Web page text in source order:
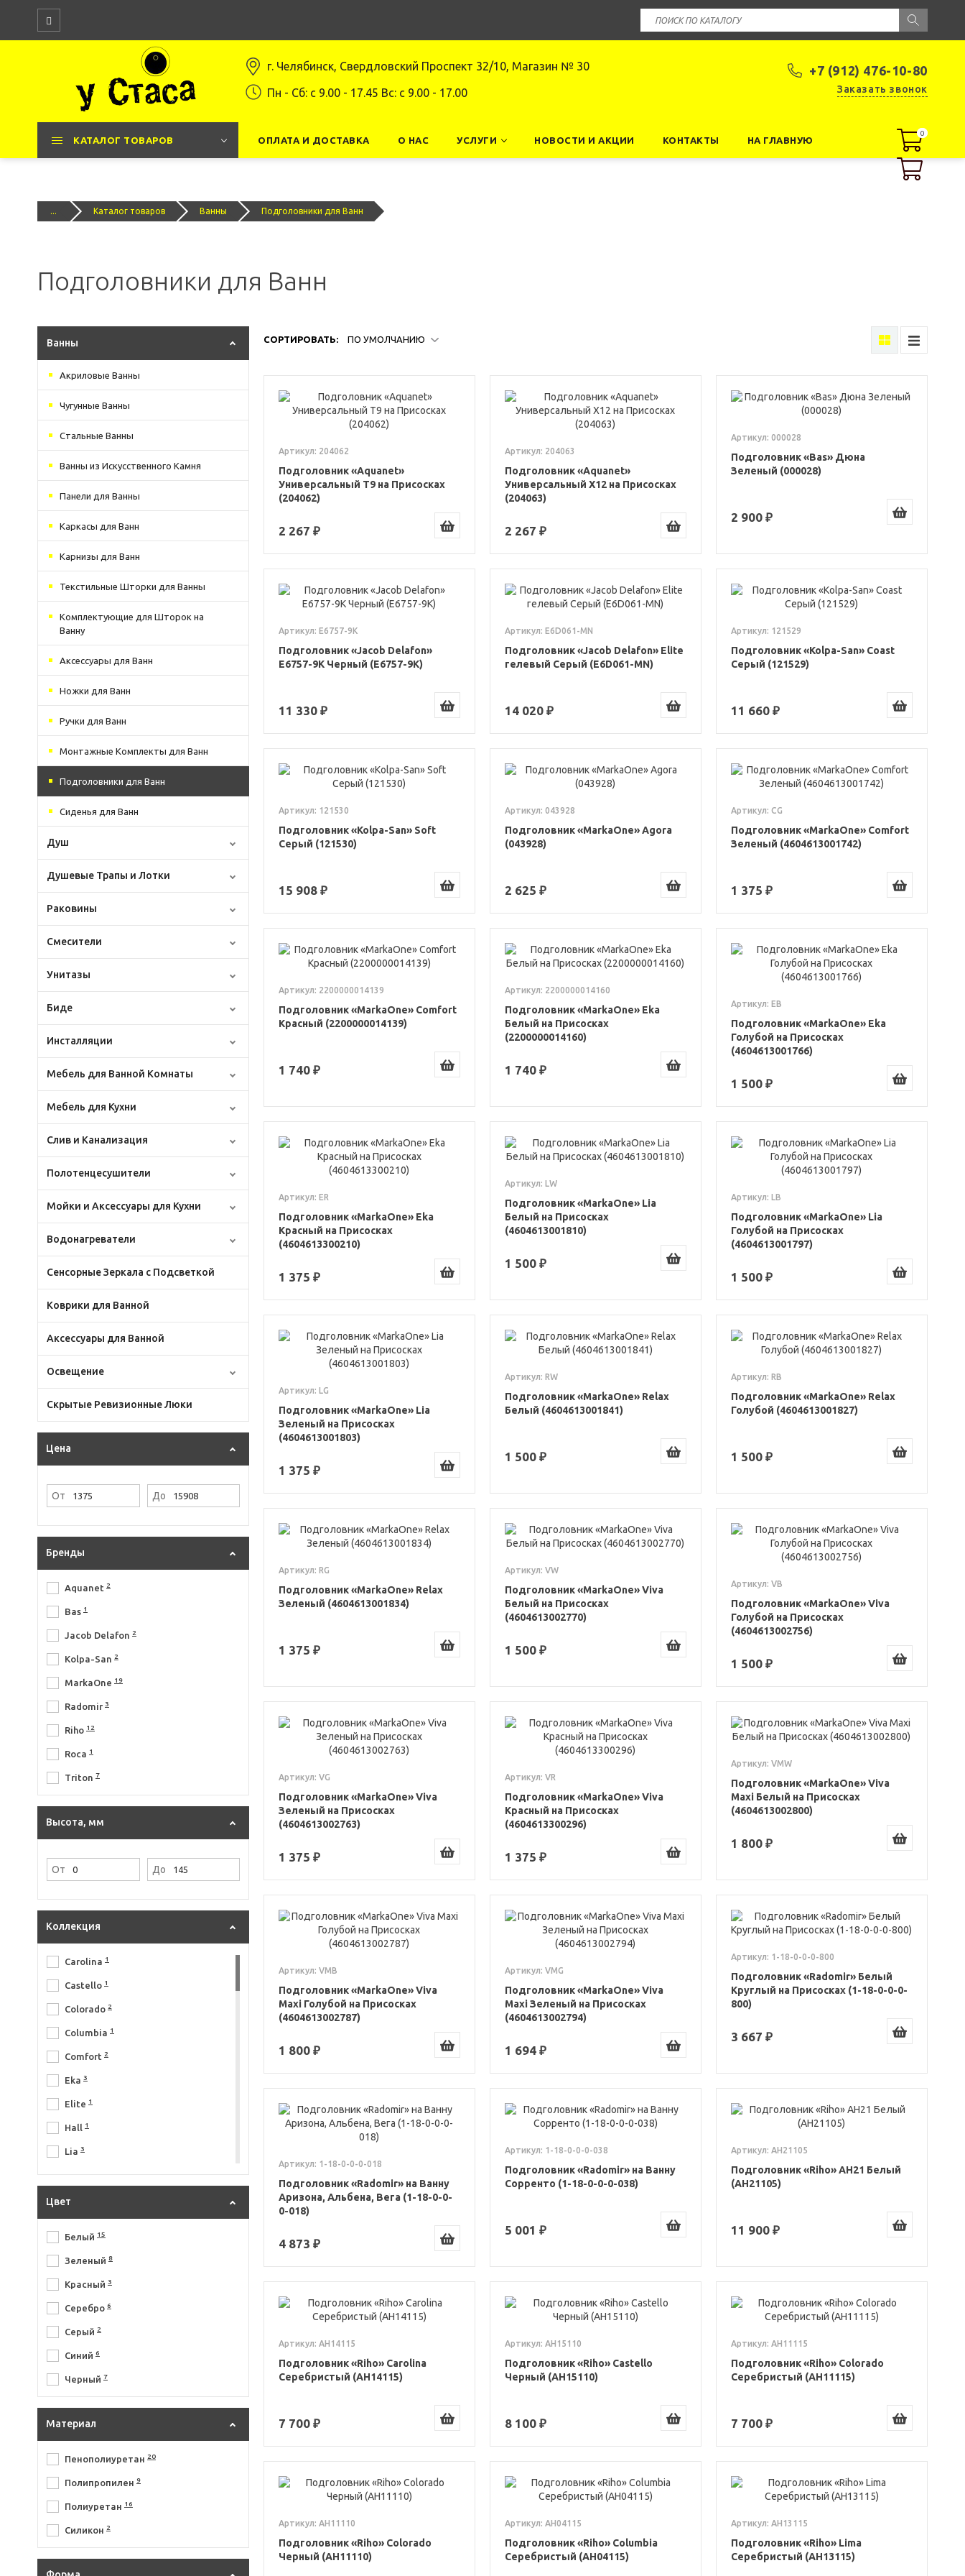
+7 (912) 476-10-80
Заказать звонок
г. Челябинск, Свердловский Проспект 32/10, Магазин № 30
Пн - Сб: c 9.00 - 17.45 Вс: c 9.00 - 17.00
КАТАЛОГ ТОВАРОВ ОПЛАТА И ДОСТАВКА О НАС УСЛУГИ НОВОСТИ И АКЦИИ КОНТАКТЫ НА ГЛАВНУЮ
0
0
... Каталог товаров Ванны Подголовники для Ванн
Подголовники для Ванн
Ванны
Акриловые Ванны
Чугунные Ванны
Стальные Ванны
Ванны из Искусственного Камня
Панели для Ванны
Каркасы для Ванн
Карнизы для Ванн
Текстильные Шторки для Ванны
Комплектующие для Шторок на
Ванну
Аксессуары для Ванн
Ножки для Ванн
Ручки для Ванн
Монтажные Комплекты для Ванн
Подголовники для Ванн
Сиденья для Ванн
Душ
Душевые Трапы и Лотки
Раковины
Смесители
Унитазы
Биде
Инсталляции
Мебель для Ванной Комнаты
Мебель для Кухни
Слив и Канализация
Полотенцесушители
Мойки и Аксессуары для Кухни
Водонагреватели
Сенсорные Зеркала с Подсветкой
Коврики для Ванной
Аксессуары для Ванной
Освещение
Скрытые Ревизионные Люки
Цена
От До
Бренды
Aquanet 2
Bas 1
Jacob Delafon 2
Kolpa-San 2
MarkaOne 19
Radomir 3
Riho 12
Roca 1
Triton 7
Высота, мм
От До
Коллекция
Carolina 1
Castello 1
Colorado 2
Columbia 1
Comfort 2
Eka 3
Elite 1
Hall 1
Lia 3
Lima
Lusso
2
Цвет
Белый 15
Зеленый 8
Красный 3
Серебро 6
Серый 2
Синий 6
Черный 7
Материал
Пенополиуретан 20
Полипропилен 9
Полиуретан 16
Силикон 2
СОРТИРОВАТЬ: ПО УМОЛЧАНИЮ
Артикул: 204062
Подголовник «Aquanet»
Универсальный T9 на Присосках
(204062)
2 267 ₽
Артикул: 204063
Подголовник «Aquanet»
Универсальный X12 на Присосках
(204063)
2 267 ₽
Артикул: 000028
Подголовник «Bas» Дюна
Зеленый (000028)
2 900 ₽
Артикул: E6757-9K
Подголовник «Jacob Delafon»
E6757-9K Черный (E6757-9K)
11 330 ₽
Артикул: E6D061-MN
Подголовник «Jacob Delafon» Elite
гелевый Серый (E6D061-MN)
14 020 ₽
Артикул: 121529
Подголовник «Kolpa-San» Coast
Серый (121529)
11 660 ₽
Артикул: 121530
Подголовник «Kolpa-San» Soft
Серый (121530)
15 908 ₽
Артикул: 043928
Подголовник «MarkaOne» Agora
(043928)
2 625 ₽
Артикул: CG
Подголовник «MarkaOne» Comfort
Зеленый (4604613001742)
1 375 ₽
Артикул: 2200000014139
Подголовник «MarkaOne» Comfort
Красный (2200000014139)
1 740 ₽
Артикул: 2200000014160
Подголовник «MarkaOne» Eka
Белый на Присосках
(2200000014160)
1 740 ₽
Артикул: EB
Подголовник «MarkaOne» Eka
Голубой на Присосках
(4604613001766)
1 500 ₽
Артикул: ER
Подголовник «MarkaOne» Eka
Красный на Присосках
(4604613300210)
1 375 ₽
Артикул: LW
Подголовник «MarkaOne» Lia
Белый на Присосках
(4604613001810)
1 500 ₽
Артикул: LB
Подголовник «MarkaOne» Lia
Голубой на Присосках
(4604613001797)
1 500 ₽
Артикул: LG
Подголовник «MarkaOne» Lia
Зеленый на Присосках
(4604613001803)
1 375 ₽
Артикул: RW
Подголовник «MarkaOne» Relax
Белый (4604613001841)
1 500 ₽
Артикул: RB
Подголовник «MarkaOne» Relax
Голубой (4604613001827)
1 500 ₽
Артикул: RG
Подголовник «MarkaOne» Relax
Зеленый (4604613001834)
1 375 ₽
Артикул: VW
Подголовник «MarkaOne» Viva
Белый на Присосках
(4604613002770)
1 500 ₽
Артикул: VB
Подголовник «MarkaOne» Viva
Голубой на Присосках
(4604613002756)
1 500 ₽
Артикул: VG
Подголовник «MarkaOne» Viva
Зеленый на Присосках
(4604613002763)
1 375 ₽
Артикул: VR
Подголовник «MarkaOne» Viva
Красный на Присосках
(4604613300296)
1 375 ₽
Артикул: VMW
Подголовник «MarkaOne» Viva
Maxi Белый на Присосках
(4604613002800)
1 800 ₽
Артикул: VMB
Подголовник «MarkaOne» Viva
Maxi Голубой на Присосках
(4604613002787)
1 800 ₽
Артикул: VMG
Подголовник «MarkaOne» Viva
Maxi Зеленый на Присосках
(4604613002794)
1 694 ₽
Артикул: 1-18-0-0-0-800
Подголовник «Radomir» Белый
Круглый на Присосках (1-18-0-0-0-
800)
3 667 ₽
Артикул: 1-18-0-0-0-018
Подголовник «Radomir» на Ванну
Аризона, Альбена, Вега (1-18-0-0-
0-018)
4 873 ₽
Артикул: 1-18-0-0-0-038
Подголовник «Radomir» на Ванну
Сорренто (1-18-0-0-0-038)
5 001 ₽
Артикул: АН21105
Подголовник «Riho» AH21 Белый
(АН21105)
11 900 ₽
Артикул: AH14115
Подголовник «Riho» Carolina
Серебристый (AH14115)
7 700 ₽
Артикул: AH15110
Подголовник «Riho» Castello
Черный (AH15110)
8 100 ₽
Артикул: AH11115
Подголовник «Riho» Colorado
Серебристый (AH11115)
7 700 ₽
Артикул: AH11110
Подголовник «Riho» Colorado
Черный (AH11110)
Артикул: AH04115
Подголовник «Riho» Columbia
Серебристый (AH04115)
Артикул: AH13115
Подголовник «Riho» Lima
Серебристый (AH13115)